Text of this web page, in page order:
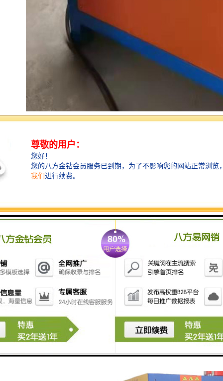
定型机开机工作：
1．点击出布机构按钮进入出布机构操作界面，点击左上
角出布总控制开关至红色。
1．按下操作面板上复位键“RESET”，指示灯灭，开机指
示灯闪烁，压下开机指示灯，链条转动，加速指示灯闪
烁。